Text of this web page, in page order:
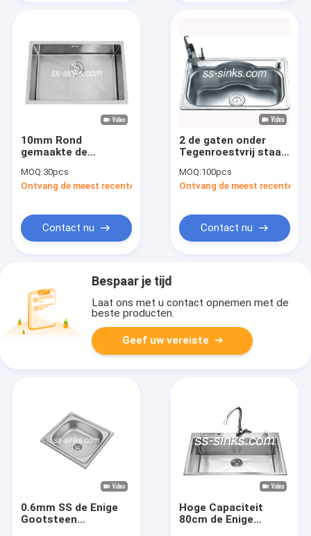
10mm Rond
gemaakte de
van de Hoek Diepe
Enige Kom met
MOQ:30pcs
Ontvang de meest recente Prijs
Contact nu
2 de gaten onder
Tegenroestvrij staal
van de
Komgootsteen uit
MOQ:100pcs
Ontvang de meest recente
Contact nu
Bespaar je tijd
Laat ons met u contact opnemen met de
beste producten.
Geef uw vereiste
0.6mm SS de Enige
Gootsteen
Hoge Capaciteit
80cm de Enige